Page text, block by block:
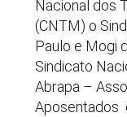
Nacional dos
(CNTM) o
Paulo e Mogi
Sindicato
Abrapa –
Aposentados